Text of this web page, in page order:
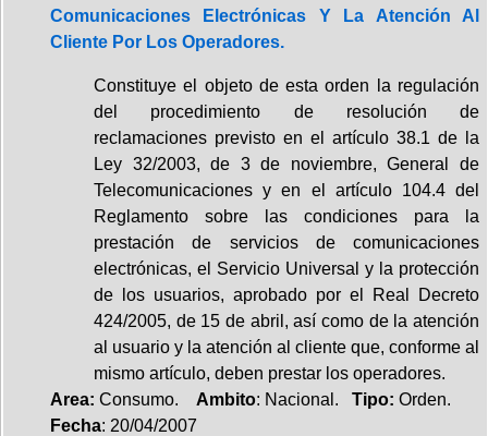
Comunicaciones Electrónicas Y La Atención Al
Cliente Por Los Operadores.
Constituye el objeto de esta orden la regulación
del procedimiento de resolución de
reclamaciones previsto en el artículo 38.1 de la
Ley 32/2003, de 3 de noviembre, General de
Telecomunicaciones y en el artículo 104.4 del
Reglamento sobre las condiciones para la
prestación de servicios de comunicaciones
electrónicas, el Servicio Universal y la protección
de los usuarios, aprobado por el Real Decreto
424/2005, de 15 de abril, así como de la atención
al usuario y la atención al cliente que, conforme al
mismo artículo, deben prestar los operadores.
Area: Consumo. Ambito: Nacional. Tipo: Orden.
Fecha: 20/04/2007